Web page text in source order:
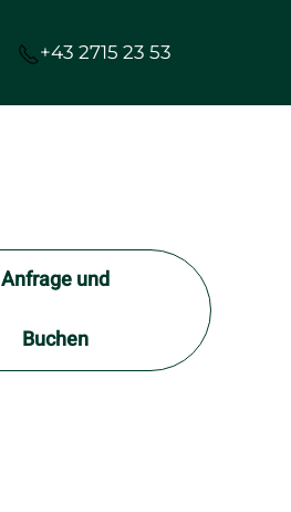
+43 2715 23 53
Anfrage und
Buchen